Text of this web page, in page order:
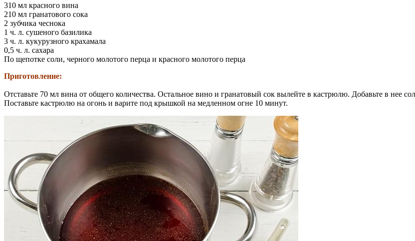
310 мл красного вина
210 мл гранатового сока
2 зубчика чеснока
1 ч. л. сушеного базилика
3 ч. л. кукурузного крахамала
0,5 ч. л. сахара
По щепотке соли, черного молотого перца и красного молотого перца
Приготовление:
Отставьте 70 мл вина от общего количества. Остальное вино и гранатовый сок вылейте в кастрюлю. Добавьте в нее
Поставьте кастрюлю на огонь и варите под крышкой на медленном огне 10 минут.